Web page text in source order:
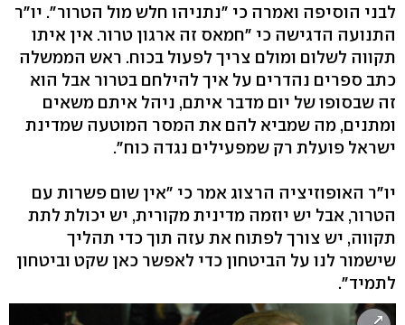
לבני הוסיפה ואמרה כי "נתניהו חלש מול הטרור". יו"ר
התנועה הדגישה כי "חמאס זה ארגון טרור. אין איתו
תקווה לשלום ומולם צריך לפעול בכוח. ראש הממשלה
כתב ספרים נהדרים על איך להילחם בטרור אבל הוא
זה שבסופו של יום מדבר איתם, ניהל איתם משאים
ומתנים, מה שמביא להם את המסר המוטעה שמדינת
ישראל פועלת רק שמפעילים נגדה כוח".
יו"ר האופוזיציה הרצוג אמר כי "אין שום פשרות עם
הטרור, אבל יש יוזמה מדינית מקורית, יש יכולת לתת
תקווה, יש צורך לפתוח את עזה תוך כדי תהליך
שישמור לנו על הביטחון כדי לאפשר כאן שקט וביטחון
לתמיד".